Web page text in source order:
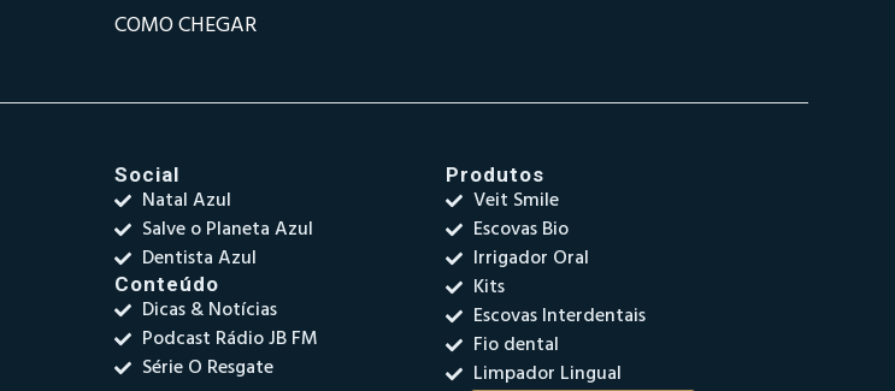
COMO CHEGAR
Social
Natal Azul
Salve o Planeta Azul
Dentista Azul
Conteúdo
Dicas & Notícias
Podcast Rádio JB FM
Série O Resgate
Produtos
Veit Smile
Escovas Bio
Irrigador Oral
Kits
Escovas Interdentais
Fio dental
Limpador Lingual